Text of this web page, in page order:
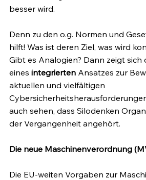
besser wird.
Denn zu den o.g. Normen und
hilft! Was ist deren Ziel, was wird
Gibt es Analogien? Dann zeigt
eines integrierten Ansatzes zur
aktuellen und vielfältigen
auch sehen, dass Silodenken
der Vergangenheit angehört.
Die neue Maschinenverordnung
Die EU-weiten Vorgaben zur